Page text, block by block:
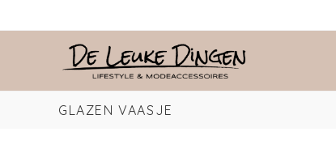
GLAZEN VAASJE